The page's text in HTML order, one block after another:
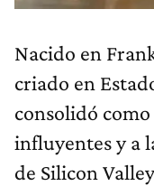
Nacido en
criado en
consolidó
influyentes y a
de Silicon